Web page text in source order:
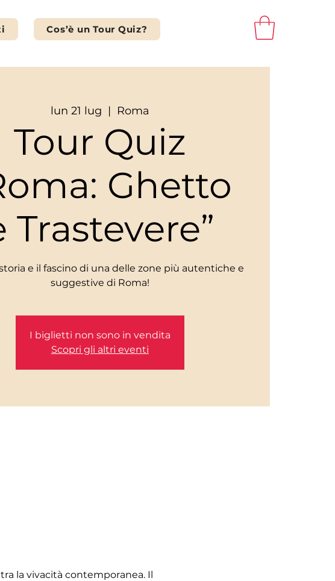
Cos’è un Tour Quiz?
lun 21 lug
  |
Roma
Tour Quiz
Ghetto
Trastevere”
e il fascino di una delle zone più autentiche e
I biglietti non sono in vendita
Scopri gli altri eventi
la vivacità contemporanea. Il